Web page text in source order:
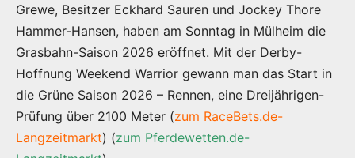
Grewe, Besitzer Eckhard Sauren und Jockey Thore
Hammer-Hansen, haben am Sonntag in Mülheim die
Grasbahn-Saison 2026 eröffnet. Mit der Derby-
Hoffnung Weekend Warrior gewann man das Start in
die Grüne Saison 2026 – Rennen, eine Dreijährigen-
Prüfung über 2100 Meter (zum RaceBets.de-
Langzeitmarkt) (zum Pferdewetten.de-